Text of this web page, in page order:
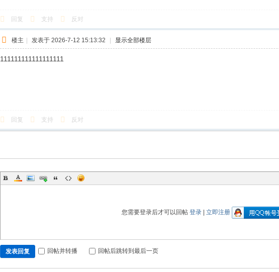
回复 支持 反对
楼主 | 发表于 2026-7-12 15:13:32 | 显示全部楼层
111111111111111111
回复 支持 反对
您需要登录后才可以回帖 登录 立即注册
发表回复 回帖并转播 回帖后跳转到最后一页